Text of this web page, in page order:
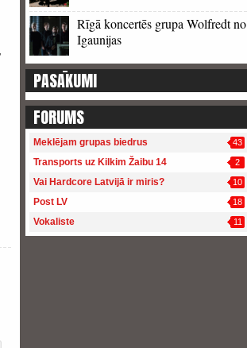
Rīgā koncertēs grupa Wolfredt no
Igaunijas
PASĀKUMI
FORUMS
Meklējam grupas biedrus 43
Transports uz Kilkim Žaibu 14 2
Vai Hardcore Latvijā ir miris? 10
Post LV 18
Vokaliste 11